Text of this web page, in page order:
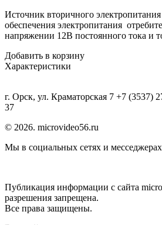
Источник вторичного
обеспечения электропитания
напряжении 12В постоянного тока и
Добавить в корзину
Характеристики
г. Орск, ул. Краматорская 7 +7 (3537)
37
© 2026. microvideo56.ru
Мы в социальных сетях и
Публикация информации с сайта
разрешения запрещена.
Все права защищены.